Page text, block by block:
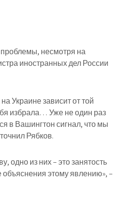
несмотря на
иностранных дел России
Украине зависит от той
избрала… Уже не один раз
в Вашингтон сигнал, что мы
Рябков.
одно из них – это занятость
этому явлению», –